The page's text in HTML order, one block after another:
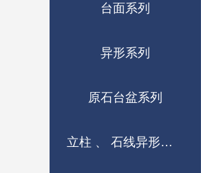
台面系列
异形系列
原石台盆系列
立柱 、 石线异形成品系列